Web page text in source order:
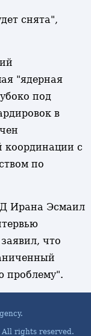
снята",
"ядерная
под
в
с
по
Ирана Эсмаил
что
проблему".
All rights reserved.